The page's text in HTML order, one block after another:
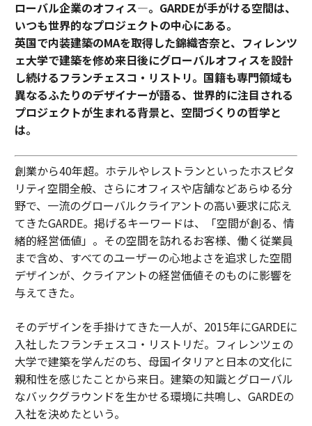
ローバル企業のオフィス—。GARDEが手がける空間は、
いつも世界的なプロジェクトの中心にある。
英国で内装建築のMAを取得した錦織杏奈と、フィレンツ
ェ大学で建築を修め来日後にグローバルオフィスを設計
し続けるフランチェスコ・リストリ。国籍も専門領域も
異なるふたりのデザイナーが語る、世界的に注目される
プロジェクトが生まれる背景と、空間づくりの哲学と
は。
創業から40年超。ホテルやレストランといったホスピタ
リティ空間全般、さらにオフィスや店舗などあらゆる分
野で、一流のグローバルクライアントの高い要求に応え
てきたGARDE。掲げるキーワードは、「空間が創る、情
緒的経営価値」。その空間を訪れるお客様、働く従業員
まで含め、すべてのユーザーの心地よさを追求した空間
デザインが、クライアントの経営価値そのものに影響を
与えてきた。
そのデザインを手掛けてきた一人が、2015年にGARDEに
入社したフランチェスコ・リストリだ。フィレンツェの
大学で建築を学んだのち、母国イタリアと日本の文化に
親和性を感じたことから来日。建築の知識とグローバル
なバックグラウンドを生かせる環境に共鳴し、GARDEの
入社を決めたという。